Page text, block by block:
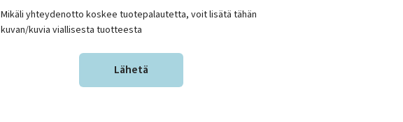
Mikäli yhteydenotto koskee tuotepalautetta, voit lisätä tähän
kuvan/kuvia viallisesta tuotteesta